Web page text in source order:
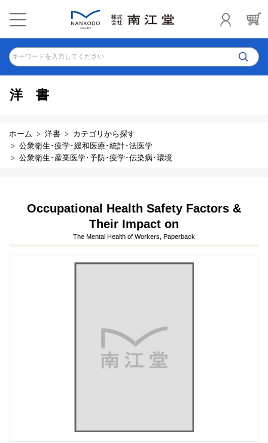
キーワードを入力してください
洋書
ホーム 洋書
カテゴリから探す
公衆衛生･疫学･緩和医療･統計･法医学
公衆衛生･産業医学･予防･疫学･伝染病･環境
Occupational Health Safety Factors &
Their Impact on
The Mental Health of Workers, Paperback